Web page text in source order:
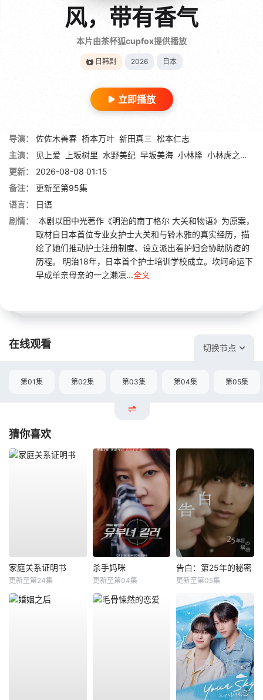
风，带有香气
本片由茶杯狐cupfox提供播放
日韩剧 2026 日本
立即播放
导演： 佐佐木善春 桥本万叶 新田真三 松本仁志
主演：
见上爱 上坂树里 水野美纪 早坂美海 小林隆 小林虎之介
更新：
2026-08-08 01:15
备注：
更新至第95集
语言：
日语
剧情：
本剧以田中光著作《明治的南丁格尔 大关和物语》为原案，
取材自日本首位专业女护士大关和与铃木雅的真实经历，描
绘了她们推动护士注册制度、设立派出看护妇会协助防疫的
历程。 明治18年，日本首个护士培训学校成立。坎坷命运下
早成单亲母亲的一之濑凛...全文
在线观看 切换节点
第01集 第02集 第03集 第04集 第05集
猜你喜欢
家庭关系证明书
更新至第24集
杀手妈咪
更新至第04集
告白：第25年的秘密
更新至第05集